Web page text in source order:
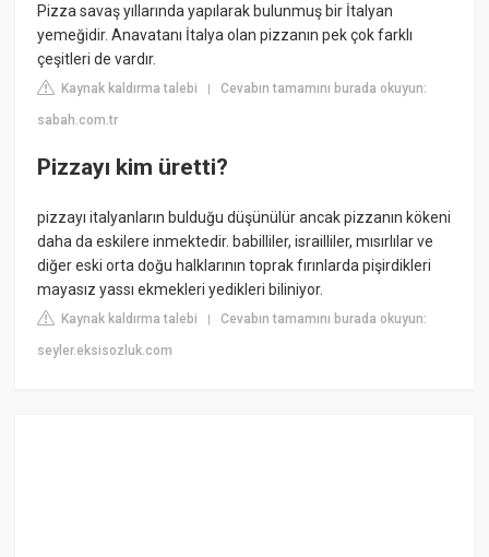
Pizza savaş yıllarında yapılarak bulunmuş bir İtalyan
yemeğidir. Anavatanı İtalya olan pizzanın pek çok farklı
çeşitleri de vardır.
Kaynak kaldırma talebi |Cevabın tamamını burada okuyun:
sabah.com.tr
Pizzayı kim üretti?
pizzayı italyanların bulduğu düşünülür ancak pizzanın kökeni
daha da eskilere inmektedir. babilliler, israilliler, mısırlılar ve
diğer eski orta doğu halklarının toprak fırınlarda pişirdikleri
mayasız yassı ekmekleri yedikleri biliniyor.
Kaynak kaldırma talebi |Cevabın tamamını burada okuyun:
seyler.eksisozluk.com